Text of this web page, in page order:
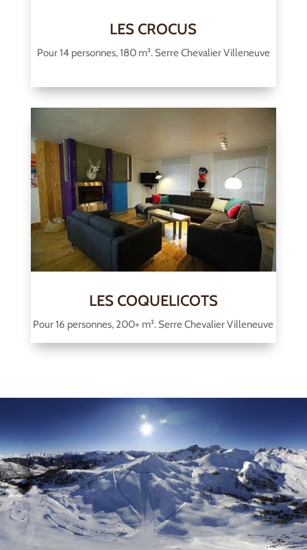
LES CROCUS
Pour 14 personnes, 180 m². Serre Chevalier Villeneuve
LES COQUELICOTS
Pour 16 personnes, 200+ m². Serre Chevalier Villeneuve